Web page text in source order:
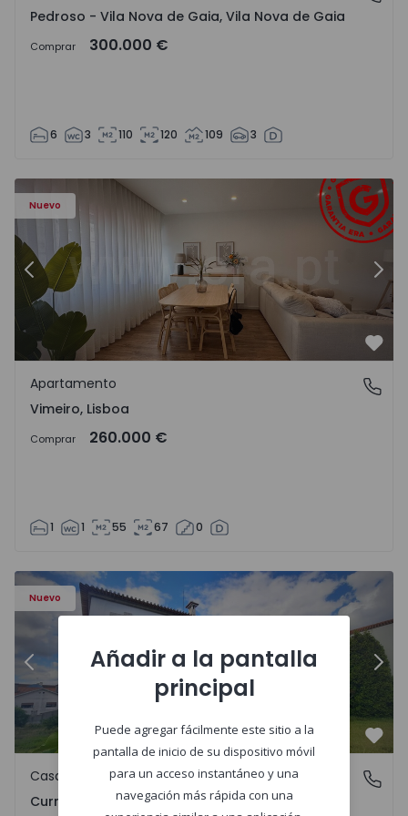
Pedroso - Vila Nova de Gaia, Vila Nova de Gaia
Comprar 300.000 €
6 3 110 120 109 3
Nuevo
Apartamento T1 Lourinhã, Vimeiro - 1575406 - 1
Anterior
Vimeiro, Lisboa
Apartamento
Vimeiro, Lisboa
Comprar 260.000 €
1 1 55 67 0
Nuevo
- 17
Casa T7 Carregal do Sal, Currelos, Papízios e Sobral -
Anterior
Currelos, Papízios e Sobral, Viseu
Casa
Currelos, Papízios e Sobral, Viseu
Añadir a la pantalla
principal
Puede agregar fácilmente este sitio a la
pantalla de inicio de su dispositivo móvil
para un acceso instantáneo y una
navegación más rápida con una